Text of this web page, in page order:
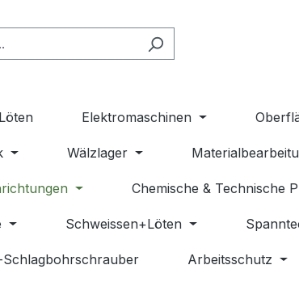
Elektromaschinen
Wälzlager
Chemische & Technische
Schweissen+Löten
Arbeitsschutz